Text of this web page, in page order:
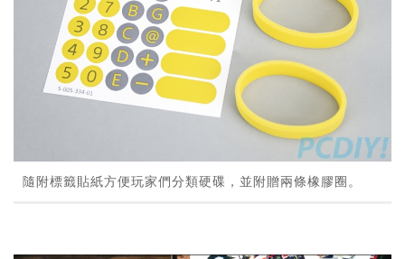
隨附標籤貼紙方便玩家們分類硬碟，並附贈兩條橡膠圈。